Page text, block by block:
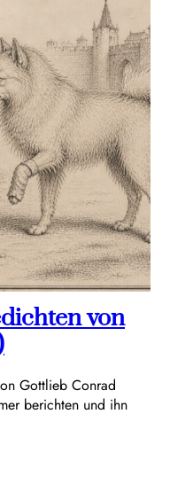
von
Gottlieb Conrad
berichten und ihn